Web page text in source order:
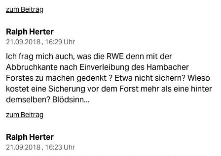
zum Beitrag
Ralph Herter
21.09.2018 , 16:29 Uhr
Ich frag mich auch, was die RWE denn mit der
Abbruchkante nach Einverleibung des Hambacher
Forstes zu machen gedenkt ? Etwa nicht sichern? Wieso
kostet eine Sicherung vor dem Forst mehr als eine hinter
demselben? Blödsinn...
zum Beitrag
Ralph Herter
21.09.2018 , 16:23 Uhr